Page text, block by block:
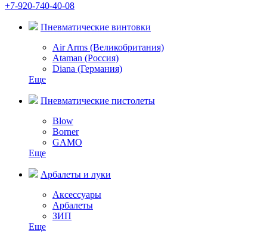
+7-920-740-40-08
Пневматические винтовки
Air Arms (Великобритания)
Ataman (Россия)
Diana (Германия)
Еще
Пневматические пистолеты
Blow
Borner
GAMO
Еще
Арбалеты и луки
Аксессуары
Арбалеты
ЗИП
Еще